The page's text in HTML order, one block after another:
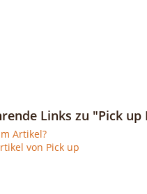
Links zu "Pick up
Artikel?
von Pick up